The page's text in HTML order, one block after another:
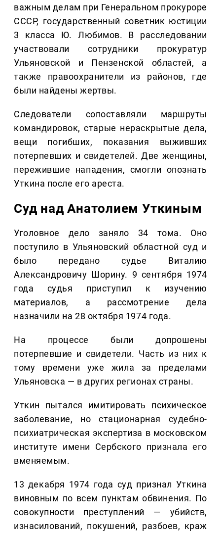
важным делам при Генеральном прокуроре
СССР, государственный советник юстиции
3 класса Ю. Любимов. В расследовании
участвовали сотрудники прокуратур
Ульяновской и Пензенской областей, а
также правоохранители из районов, где
были найдены жертвы.
Следователи сопоставляли маршруты
командировок, старые нераскрытые дела,
вещи погибших, показания выживших
потерпевших и свидетелей. Две женщины,
пережившие нападения, смогли опознать
Уткина после его ареста.
Суд над Анатолием Уткиным
Уголовное дело заняло 34 тома. Оно
поступило в Ульяновский областной суд и
было передано судье Виталию
Александровичу Шорину. 9 сентября 1974
года судья приступил к изучению
материалов, а рассмотрение дела
назначили на 28 октября 1974 года.
На процессе были допрошены
потерпевшие и свидетели. Часть из них к
тому времени уже жила за пределами
Ульяновска — в других регионах страны.
Уткин пытался имитировать психическое
заболевание, но стационарная судебно-
психиатрическая экспертиза в московском
институте имени Сербского признала его
вменяемым.
13 декабря 1974 года суд признал Уткина
виновным по всем пунктам обвинения. По
совокупности преступлений — убийств,
изнасилований, покушений, разбоев, краж